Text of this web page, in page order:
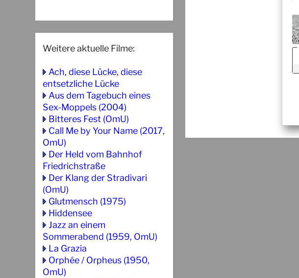
Weitere aktuelle Filme:
Ach, diese Lücke, diese
entsetzliche Lücke
Aus dem Tagebuch eines
Sex-Moppels (2004)
Bitteres Fest (OmU)
Call Me by Your Name (2017,
OmU)
Der Held vom Bahnhof
Friedrichstraße
Der Klang der Stradivari
(OmU)
Glutmensch (1975)
Hiddensee
Jazz an einem
Sommerabend (1959, OmU)
La Grazia
Orphée / Orpheus (1950,
OmU)